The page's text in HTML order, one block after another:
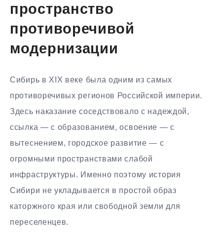
пространство
противоречивой
модернизации
Сибирь в XIX веке была одним из самых
противоречивых регионов Российской империи.
Здесь наказание соседствовало с надеждой,
ссылка — с образованием, освоение — с
вытеснением, городское развитие — с
огромными пространствами слабой
инфраструктуры. Именно поэтому история
Сибири не укладывается в простой образ
каторжного края или свободной земли для
переселенцев.